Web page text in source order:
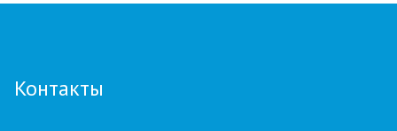
Контакты